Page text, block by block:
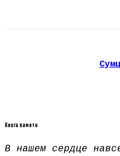
Книга памяти
В нашем сердце